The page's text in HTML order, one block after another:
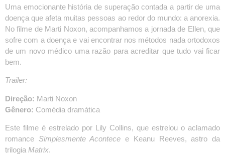
Uma emocionante história de superação contada a partir de uma
doença que afeta muitas pessoas ao redor do mundo: a anorexia.
No filme de Marti Noxon, acompanhamos a jornada de Ellen, que
sofre com a doença e vai encontrar nos métodos nada ortodoxos
de um novo médico uma razão para acreditar que tudo vai ficar
bem.
Trailer:
Direção: Marti Noxon
Gênero: Comédia dramática
Este filme é estrelado por Lily Collins, que estrelou o aclamado
romance Simplesmente Acontece e Keanu Reeves, astro da
trilogia Matrix.